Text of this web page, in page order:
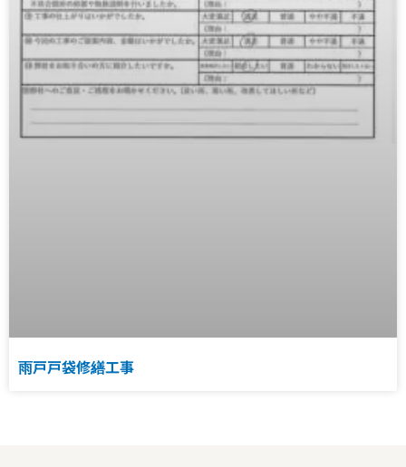
雨戸戸袋修繕工事